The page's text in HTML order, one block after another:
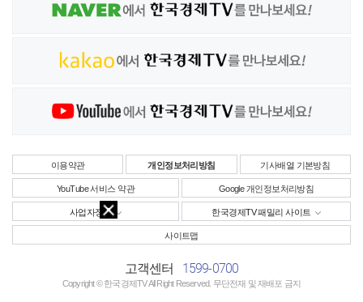
이용약관 개인정보처리방침 기사배열 기본방침
YouTube 서비스 약관 Google 개인정보처리방침
사업자정보 한국경제TV 패밀리 사이트
사이트맵
고객센터 1599-0700
Copyright © 한국경제TV All Right Reserved. 무단전재 및 재배포 금지